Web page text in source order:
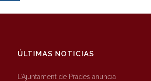
ÚLTIMAS NOTICIAS
L’Ajuntament de Prades anuncia